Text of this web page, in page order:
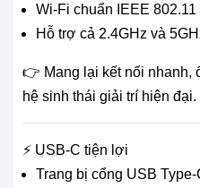
Wi-Fi chuẩn IEEE 802.11
Hỗ trợ cả 2.4GHz và
👉 Mang lại kết nối nhanh,
hệ sinh thái giải trí hiện đại.
⚡ USB-C tiện lợi
Trang bị cổng USB Type-